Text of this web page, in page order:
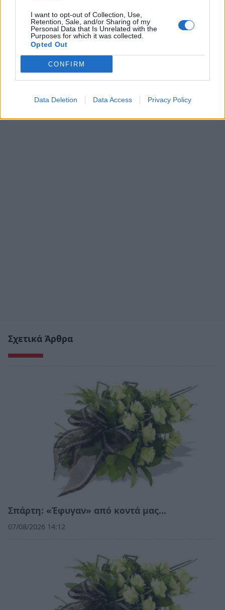
I want to opt-out of Collection, Use,
Retention, Sale, and/or Sharing of my
Personal Data that Is Unrelated with the
Purposes for which it was collected.
Opted Out
CONFIRM
Data Deletion Data Access Privacy Policy
Σχετικά Άρθρα
Σπάρτη: «Έφυγαν» από κοντά μας…
07/08/2026 14:12